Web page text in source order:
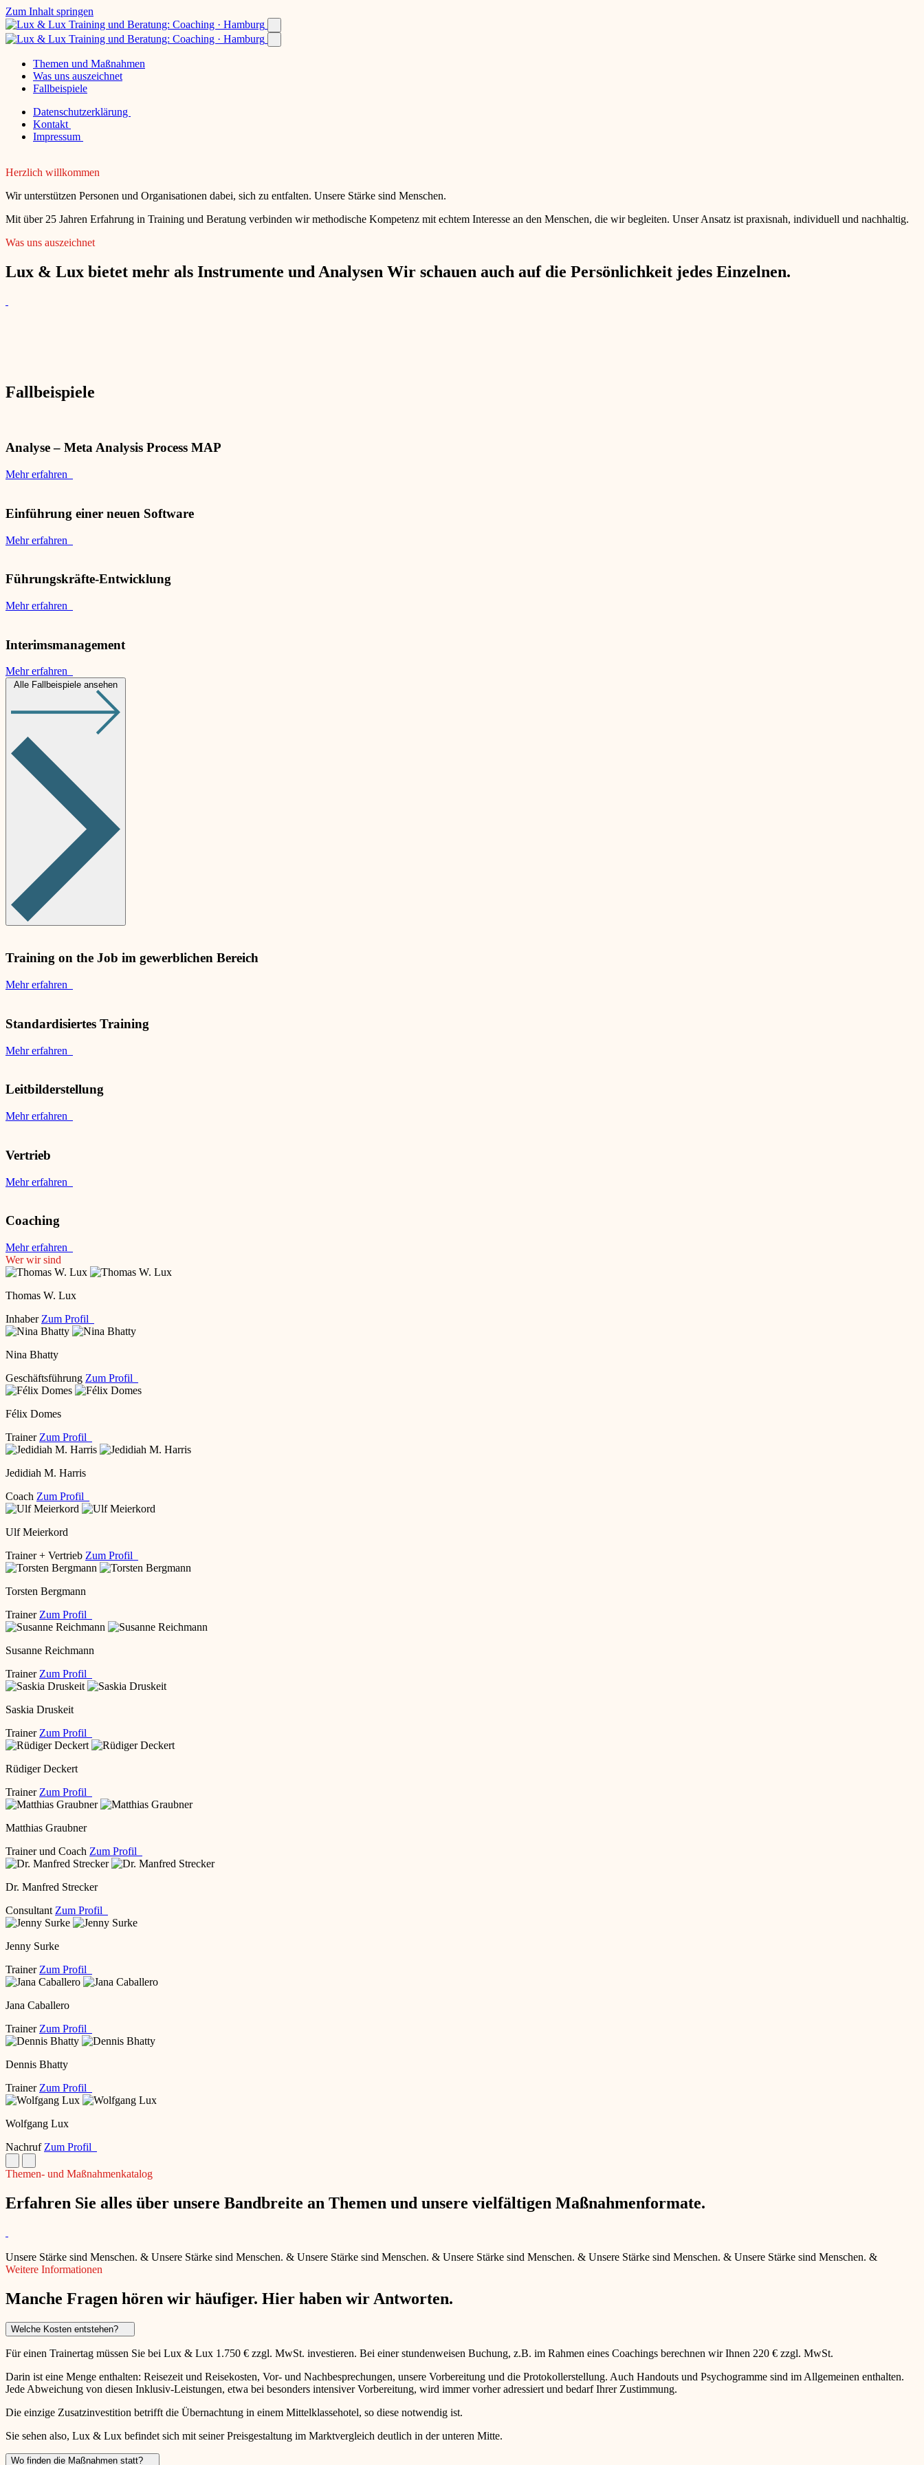
Zum Inhalt springen
Themen und Maßnahmen
Was uns auszeichnet
Fallbeispiele
Datenschutzerklärung
Kontakt
Impressum
Herzlich willkommen
Wir unterstützen Personen und Organisationen dabei, sich zu entfalten. Unsere Stärke sind Menschen.
Mit über 25 Jahren Erfahrung in Training und Beratung verbinden wir methodische Kompetenz mit echtem Interesse an den Menschen, die wir begleiten. Unser Ansatz ist praxisnah, individuell und nachhaltig.
Was uns auszeichnet
Lux & Lux bietet mehr als Instrumente und Analysen Wir schauen auch auf die Persönlichkeit jedes Einzelnen.
Fallbeispiele
Analyse – Meta Analysis Process MAP
Mehr erfahren
Einführung einer neuen Software
Mehr erfahren
Führungskräfte-Entwicklung
Mehr erfahren
Interimsmanagement
Mehr erfahren
Alle Fallbeispiele ansehen
Training on the Job im gewerblichen Bereich
Mehr erfahren
Standardisiertes Training
Mehr erfahren
Leitbilderstellung
Mehr erfahren
Vertrieb
Mehr erfahren
Coaching
Mehr erfahren
Wer wir sind
Thomas W. Lux
Inhaber Zum Profil
Nina Bhatty
Geschäftsführung Zum Profil
Félix Domes
Trainer Zum Profil
Jedidiah M. Harris
Coach Zum Profil
Ulf Meierkord
Trainer + Vertrieb Zum Profil
Torsten Bergmann
Trainer Zum Profil
Susanne Reichmann
Trainer Zum Profil
Saskia Druskeit
Trainer Zum Profil
Rüdiger Deckert
Trainer Zum Profil
Matthias Graubner
Trainer und Coach Zum Profil
Dr. Manfred Strecker
Consultant Zum Profil
Jenny Surke
Trainer Zum Profil
Jana Caballero
Trainer Zum Profil
Dennis Bhatty
Trainer Zum Profil
Wolfgang Lux
Nachruf Zum Profil
Themen- und Maßnahmenkatalog
Erfahren Sie alles über unsere Bandbreite an Themen und unsere vielfältigen Maßnahmenformate.
Unsere Stärke sind Menschen. & Unsere Stärke sind Menschen. & Unsere Stärke sind Menschen. & Unsere Stärke sind Menschen. & Unsere Stärke sind Menschen. & Unsere Stärke sind Menschen. &
Weitere Informationen
Manche Fragen hören wir häufiger. Hier haben wir Antworten.
Welche Kosten entstehen?
Für einen Trainertag müssen Sie bei Lux & Lux 1.750 € zzgl. MwSt. investieren. Bei einer stundenweisen Buchung, z.B. im Rahmen eines Coachings berechnen wir Ihnen 220 € zzgl. MwSt.
Darin ist eine Menge enthalten: Reisezeit und Reisekosten, Vor- und Nachbesprechungen, unsere Vorbereitung und die Protokollerstellung. Auch Handouts und Psychogramme sind im Allgemeinen enthalten.
Jede Abweichung von diesen Inklusiv-Leistungen, etwa bei besonders intensiver Vorbereitung, wird immer vorher adressiert und bedarf Ihrer Zustimmung.
Die einzige Zusatzinvestition betrifft die Übernachtung in einem Mittelklassehotel, so diese notwendig ist.
Sie sehen also, Lux & Lux befindet sich mit seiner Preisgestaltung im Marktvergleich deutlich in der unteren Mitte.
Wo finden die Maßnahmen statt?